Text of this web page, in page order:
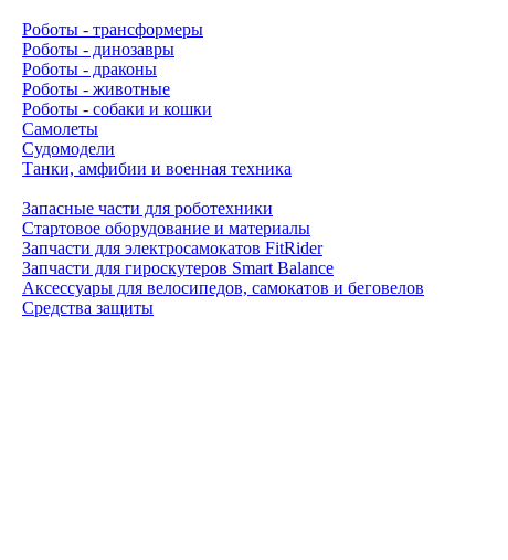
Роботы - трансформеры
Роботы - динозавры
Роботы - драконы
Роботы - животные
Роботы - собаки и кошки
Самолеты
Судомодели
Танки, амфибии и военная техника
Запасные части для роботехники
Стартовое оборудование и материалы
Запчасти для электросамокатов FitRider
Запчасти для гироскутеров Smart Balance
Аксессуары для велосипедов, самокатов и беговелов
Средства защиты